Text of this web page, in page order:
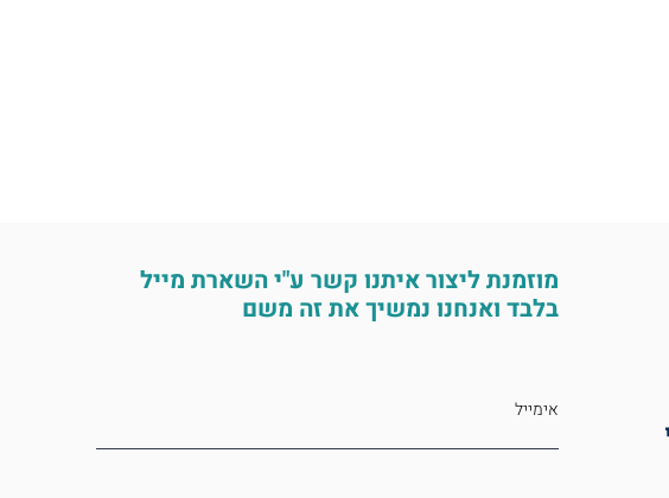
מוזמנת ליצור איתנו קשר ע"י השארת מייל
בלבד ואנחנו נמשיך את זה משם